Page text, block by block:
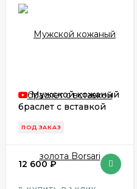
Мужской кожаный
браслет с вставкой
BRSTPE005
ПОД ЗАКАЗ
12 600₽